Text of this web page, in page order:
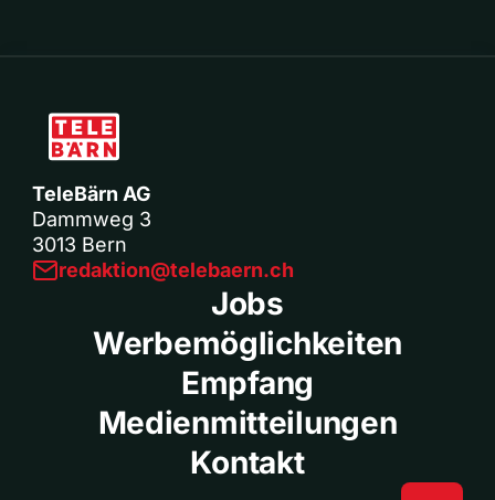
TeleBärn AG
Dammweg 3
3013 Bern
redaktion@telebaern.ch
Jobs
Werbemöglichkeiten
Empfang
Medienmitteilungen
Kontakt